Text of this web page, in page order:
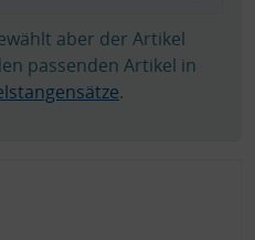
aber der Artikel
passenden Artikel in
.